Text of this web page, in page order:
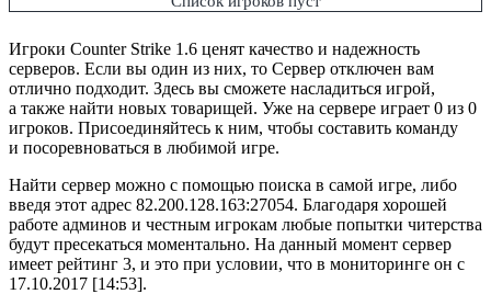
Игроки Counter Strike 1.6 ценят качество и надежность
серверов. Если вы один из них, то Сервер отключен вам
отлично подходит. Здесь вы сможете насладиться игрой,
а также найти новых товарищей. Уже на сервере играет 0 из 0
игроков. Присоединяйтесь к ним, чтобы составить команду
и посоревноваться в любимой игре.
Найти сервер можно с помощью поиска в самой игре, либо
введя этот адрес 82.200.128.163:27054. Благодаря хорошей
работе админов и честным игрокам любые попытки читерства
будут пресекаться моментально. На данный момент сервер
имеет рейтинг 3, и это при условии, что в мониторинге он с
17.10.2017 [14:53].